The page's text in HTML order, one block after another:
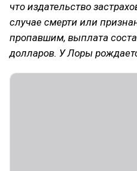
что издательство
случае смерти или
пропавшим, выплата
долларов. У Лоры